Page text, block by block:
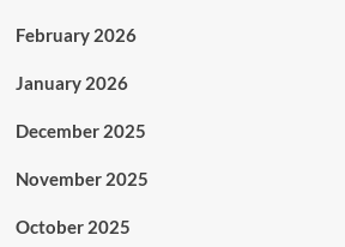
February 2026
January 2026
December 2025
November 2025
October 2025